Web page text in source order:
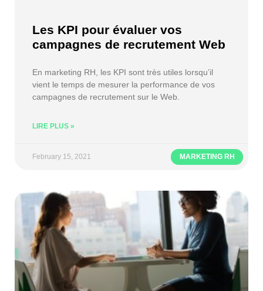
MARKETING RH
Les KPI pour évaluer vos
campagnes de recrutement Web
En marketing RH, les KPI sont très utiles lorsqu’il
vient le temps de mesurer la performance de vos
campagnes de recrutement sur le Web.
LIRE PLUS »
February 15, 2021